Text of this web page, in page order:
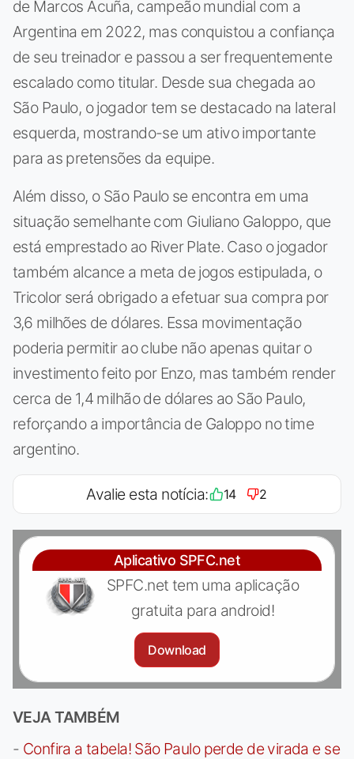
de Marcos Acuña, campeão mundial com a
Argentina em 2022, mas conquistou a confiança
de seu treinador e passou a ser frequentemente
escalado como titular. Desde sua chegada ao
São Paulo, o jogador tem se destacado na lateral
esquerda, mostrando-se um ativo importante
para as pretensões da equipe.
Além disso, o São Paulo se encontra em uma
situação semelhante com Giuliano Galoppo, que
está emprestado ao River Plate. Caso o jogador
também alcance a meta de jogos estipulada, o
Tricolor será obrigado a efetuar sua compra por
3,6 milhões de dólares. Essa movimentação
poderia permitir ao clube não apenas quitar o
investimento feito por Enzo, mas também render
cerca de 1,4 milhão de dólares ao São Paulo,
reforçando a importância de Galoppo no time
argentino.
Avalie esta notícia: 14 2
Aplicativo SPFC.net
SPFC.net tem uma aplicação
gratuita para android!
Download
VEJA TAMBÉM
- Confira a tabela! São Paulo perde de virada e se